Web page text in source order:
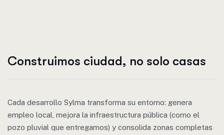
Construimos ciudad, no solo casas
Cada desarrollo Sylma transforma su entorno: genera
empleo local, mejora la infraestructura pública (como el
pozo pluvial que entregamos) y consolida zonas completas